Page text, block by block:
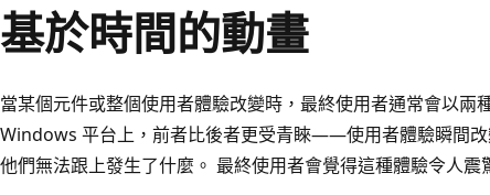
基於時間的動畫
當某個元件或整個使用者體驗改變時，最終使用者通常會以兩
Windows 平台上，前者比後者更受青睞——使用者體驗瞬間
他們無法跟上發生了什麼。 最終使用者會覺得這種體驗令人震